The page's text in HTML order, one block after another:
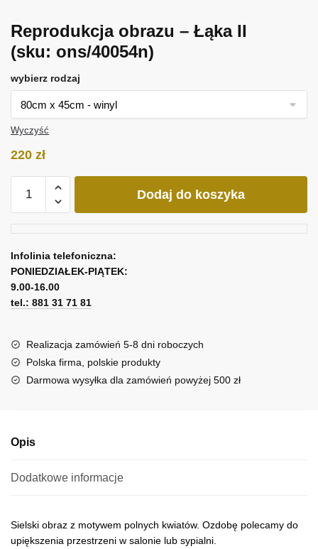
Reprodukcja obrazu – Łąka II
(sku: ons/40054n)
wybierz rodzaj
Wyczyść
220 zł
Reprodukcja
Łąka
II
Dodaj do koszyka
Infolinia telefoniczna:
PONIEDZIAŁEK-PIĄTEK:
9.00-16.00
tel.: 881 31 71 81
Realizacja zamówień 5-8 dni roboczych
Polska firma, polskie produkty
Darmowa wysyłka dla zamówień powyżej 500 zł
Opis
Dodatkowe informacje
Sielski obraz z motywem polnych kwiatów. Ozdobę polecamy do
upiększenia przestrzeni w salonie lub sypialni.